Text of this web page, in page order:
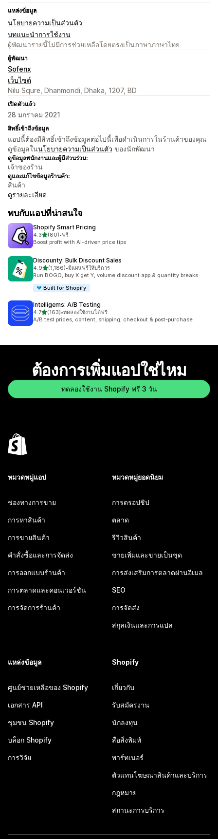
แหล่งข้อมูล
นโยบายความเป็นส่วนตัว
บทแนะนำการใช้งาน
ผู้พัฒนารายนี้ไม่มีการช่วยเหลือโดยตรงเป็นภาษาภาษาไทย
ผู้พัฒนา
Sofenx
เว็บไซต์
Nilu Squre, Dhanmondi, Dhaka, 1207, BD
เปิดตัวแล้ว
28 มกราคม 2021
สิทธิ์เข้าถึงข้อมูล
แอปนี้ต้องมีสิทธิ์เข้าถึงข้อมูลต่อไปนี้เพื่อดำเนินการในร้านค้าของคุณ
ดูข้อมูลในนโยบายความเป็นส่วนตัว ของนักพัฒนา
ดูข้อมูลพนักงานและผู้มีส่วนร่วม:
เจ้าของร้าน
ดูและแก้ไขข้อมูลร้านค้า:
สินค้า
ดูรายละเอียด
พบกับแอปที่น่าสนใจ
Shopify Smart Pricing
4.3เต็ม 5 ดาว
(80)
ทั้งหมด 80 รีวิว
•ฟรี
Boost profit with AI-driven price tips
Discounty: Bulk Discount Sales
4.9เต็ม 5 ดาว
(1,186)
ทั้งหมด 1186 รีวิว
•มีแผนฟรีให้บริการ
Run BOGO, buy X get Y, volume discount app & quantity breaks
Built for Shopify
Intelligems: A/B Testing
4.7เต็ม 5 ดาว
(163)
ทั้งหมด 163 รีวิว
•ทดลองใช้งานได้ฟรี
A/B test prices, content, shipping, checkout & post-purchase
ต้องการเพิ่มแอปใช่ไหม
ทดลองใช้งาน Shopify ฟรี 3 วัน
หมวดหมู่แอป
ช่องทางการขาย
การหาสินค้า
การขายสินค้า
คำสั่งซื้อและการจัดส่ง
การออกแบบร้านค้า
การตลาดและคอนเวอร์ชัน
การจัดการร้านค้า
หมวดหมู่ยอดนิยม
การดรอปชิป
ตลาด
รีวิวสินค้า
ขายเพิ่มและขายเป็นชุด
การส่งเสริมการตลาดผ่านอีเมล
SEO
การจัดส่ง
สกุลเงินและการแปล
แหล่งข้อมูล
ศูนย์ช่วยเหลือของ Shopify
เอกสาร API
ชุมชน Shopify
บล็อก Shopify
การวิจัย
Shopify
เกี่ยวกับ
รับสมัครงาน
นักลงทุน
สื่อสิ่งพิมพ์
พาร์ทเนอร์
ตัวแทนโฆษณาสินค้าและบริการ
กฎหมาย
สถานะการบริการ